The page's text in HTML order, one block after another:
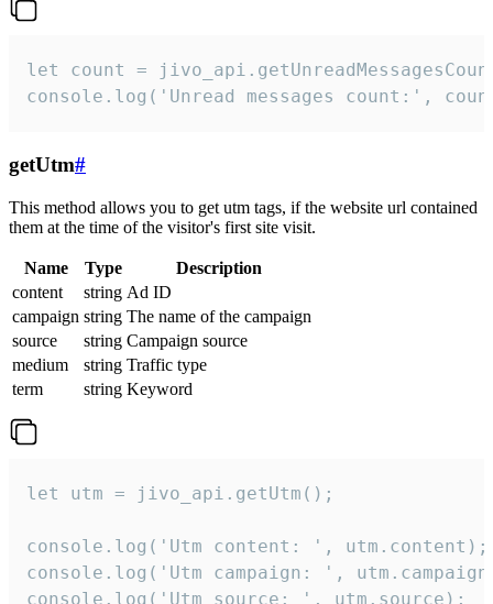
let count =
console.log('Unread messages count:',
getUtm#
This method allows you to get utm tags, if the website url contained
them at the time of the visitor's first site visit.
Name Type
Description
content
string Ad ID
campaign string The name of the campaign
source
string Campaign source
medium
string Traffic type
term
string Keyword
let utm = jivo_api.getUtm();
console.log('Utm content: ', utm.content);
console.log('Utm campaign: ',
console.log('Utm source: ', utm.source);